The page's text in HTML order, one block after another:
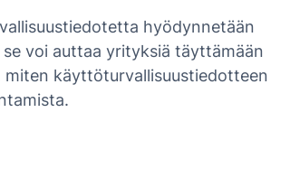
hyödynnetään
voi auttaa yrityksiä täyttämään
miten käyttöturvallisuustiedotteen